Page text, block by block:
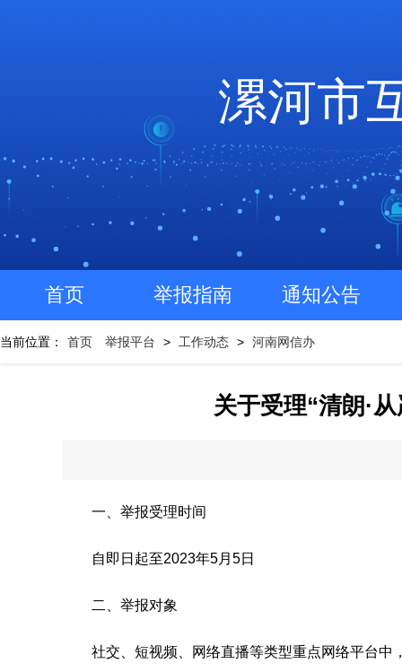
漯河市
首页 举报指南 通知公告
当前位置： 首页 举报平台 > 工作动态 > 河南网信办
关于受理“清朗·
一、举报受理时间
自即日起至2023年5月5日
二、举报对象
社交、短视频、网络直播等类型重点网络平台中